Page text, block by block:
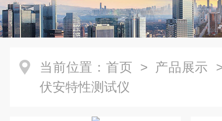
当前位置： 首页 > 产品展示
伏安特性测试仪